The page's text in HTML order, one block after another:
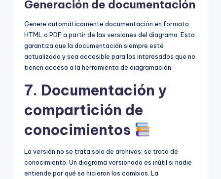
Generación de documentación
Genere automáticamente documentación en formato
HTML o PDF a partir de las versiones del diagrama. Esto
garantiza que la documentación siempre esté
actualizada y sea accesible para los interesados que no
tienen acceso a la herramienta de diagramación.
7. Documentación y
compartición de
conocimientos
La versión no se trata solo de archivos; se trata de
conocimiento. Un diagrama versionado es inútil si nadie
entiende por qué se hicieron los cambios. La